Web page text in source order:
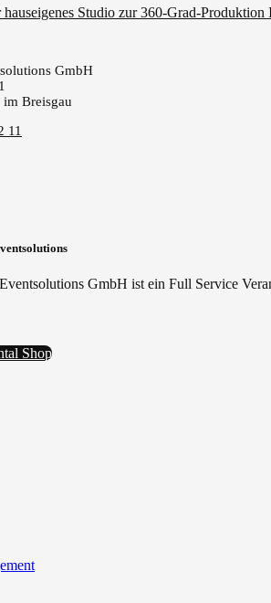
hauseigenes Studio zur 360-Grad-
GmbH
Breisgau
11
GmbH ist ein Full Service
Shop